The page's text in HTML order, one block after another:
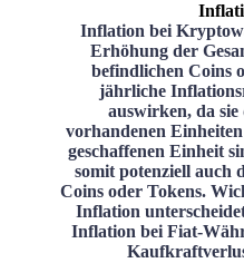
Inflation bei
Erhöhung der
befindlichen Coins
jährliche
auswirken, da
vorhandenen
geschaffenen Einheit
somit potenziell auch
Coins oder Tokens.
Inflation
Inflation bei Fiat-